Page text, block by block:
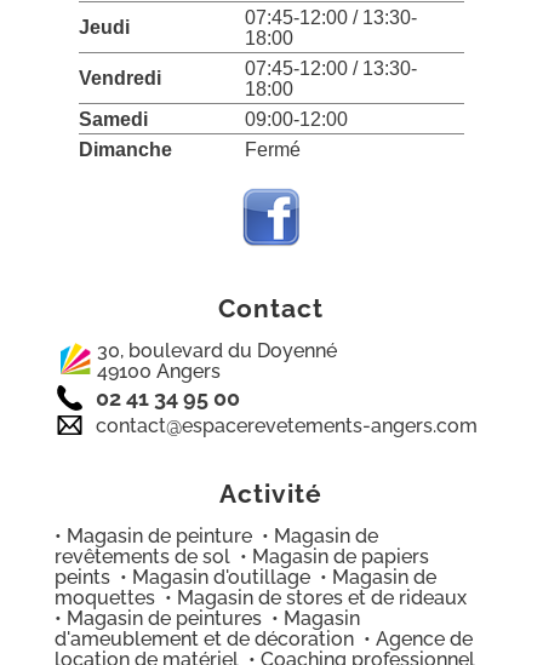
Jeudi
07:45-12:00 / 13:30-
18:00
Vendredi
07:45-12:00 / 13:30-
18:00
Samedi
09:00-12:00
Dimanche
Fermé
Contact
30, boulevard du Doyenné
49100 Angers
02 41 34 95 00
contact@espacerevetements-angers.com
Activité
• Magasin de peinture • Magasin de
revêtements de sol • Magasin de papiers
peints • Magasin d'outillage • Magasin de
moquettes • Magasin de stores et de rideaux
• Magasin de peintures • Magasin
d'ameublement et de décoration • Agence de
location de matériel • Coaching professionnel